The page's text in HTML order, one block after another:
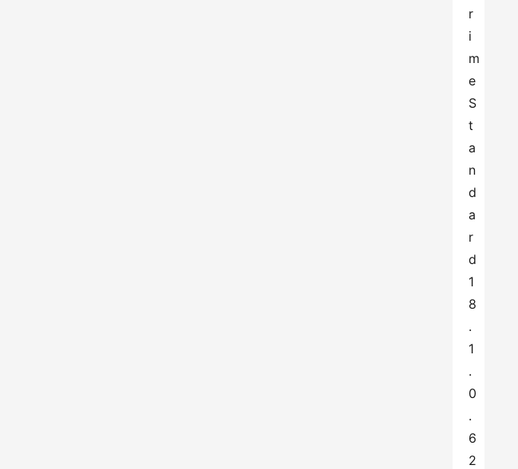
r
i
m
e
S
t
a
n
d
a
r
d
1
8
.
1
.
0
.
6
2